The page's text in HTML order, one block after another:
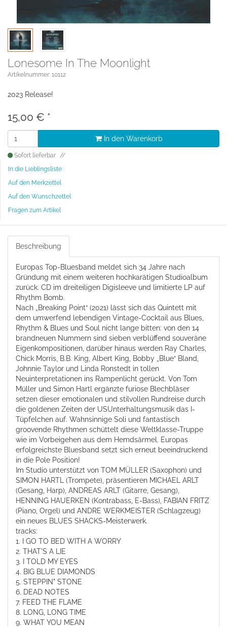
Lonesome In The Moonlight
Artikelnummer: 10112
2023 Release!
15,00 € *
In den Warenkorb
Sofort lieferbar
In die Lieblingsliste
Auf den Merkzettel
Auf den Wunschzettel
Fragen zum Artikel
Beschreibung
Europas Top-Bluesband meldet sich 34 Jahre nach
Gründung mit einem weiteren hochkarätigen Studioalbum
zurück. CD im dreiteiligen Digisleeve und limitierte LP auf
Rhythm Bomb.
Nach „Breaking Point“ (2021) lässt sich das Quintett mit
dem umwerfend lebendigen Vintage-Cocktail aus Blues,
Rhythm & Blues und Soul nicht lange bitten: von den 14
brandneuen Nummern sind sieben verblüffend souveräne
Eigenkompositionen, darüber hinaus werden Ray Charles,
Chick Morris, B.B. King, Albert King, Bobby „Blue“ Bland,
Johnnie Taylor und Linda Ronstedt in tollen
Neuinterpretationen ins Rampenlicht gerückt. Von Tom
Müller und Simon Hartl ergänzte furiose Blechbläser
setzen dieser emotionalen und stilvollen Rundreise durch
die goldenen Zeiten der USUnterhaltungsmusik das I-
Tüpfelchen auf. Wahnsinnige Soli und fantastisch
groovende Rhythmen schüttelt diese Weltklasse-Truppe
wie im Vorbeigehen aus dem Hemdsärmel. Europas
erfolgreichste Bluesband setzt sich erneut beeindruckend
in die Pole Position!
Im Studio unterstützt von TOM MÜLLER (Saxophon) und
SIMON HARTL (Trompete), präsentieren MICHAEL ARLT
(Gesang, Harp), ANDREAS ARLT (Gitarre, Gesang),
HENNING HAUERKEN (Kontrabass, E-Bass), FABIAN FRITZ
(Piano, Orgel) und ANDRE WERKMEISTER (Schlagzeug)
ein neues BLUES SHACKS-Meisterwerk.
tracks:
1. I GO TO BED WITH A WORRY
2. THAT'S A LIE
3. I TOLD MY EYES
4. BIG BLUE DIAMONDS
5. STEPPIN" STONE
6. DEAD NOTES
7. FEED THE FLAME
8. LONG, LONG TIME
9. WHAT YOU MEAN